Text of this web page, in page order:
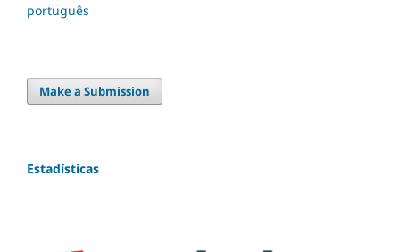
português
Make a Submission
Estadísticas